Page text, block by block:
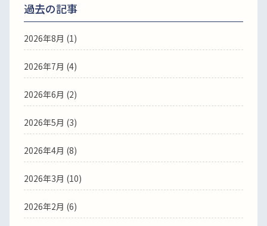
過去の記事
2026年8月 (1)
2026年7月 (4)
2026年6月 (2)
2026年5月 (3)
2026年4月 (8)
2026年3月 (10)
2026年2月 (6)